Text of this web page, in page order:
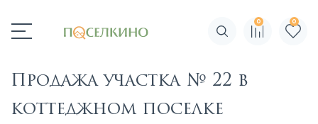
Поиск по сайту
0 0
Продажа участка № 22 в
коттеджном поселке